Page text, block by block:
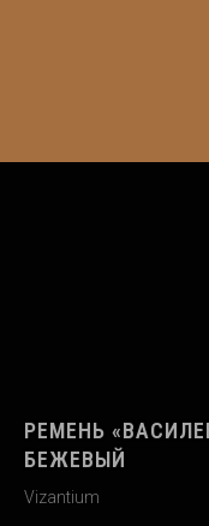
РЕМЕНЬ
БЕЖЕВЫЙ
Vizantium